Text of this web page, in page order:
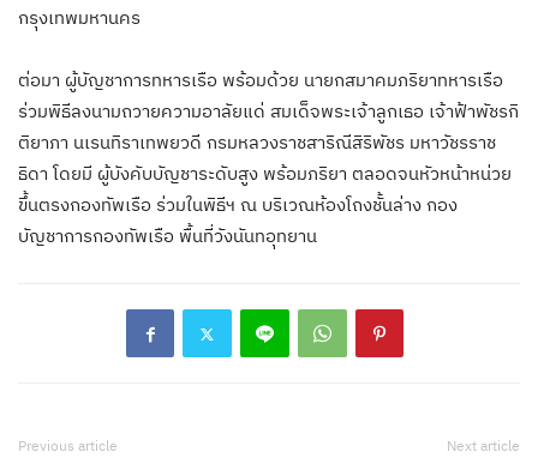
กรุงเทพมหานคร
ต่อมา ผู้บัญชาการทหารเรือ พร้อมด้วย นายกสมาคมภริยาทหารเรือ
ร่วมพิธีลงนามถวายความอาลัยแด่ สมเด็จพระเจ้าลูกเธอ เจ้าฟ้าพัชรกิ
ติยาภา นเรนทิราเทพยวดี กรมหลวงราชสาริณีสิริพัชร มหาวัชรราช
ธิดา โดยมี ผู้บังคับบัญชาระดับสูง พร้อมภริยา ตลอดจนหัวหน้าหน่วย
ขึ้นตรงกองทัพเรือ ร่วมในพิธีฯ ณ บริเวณห้องโถงชั้นล่าง กอง
บัญชาการกองทัพเรือ พื้นที่วังนันทอุทยาน
Previous article Next article